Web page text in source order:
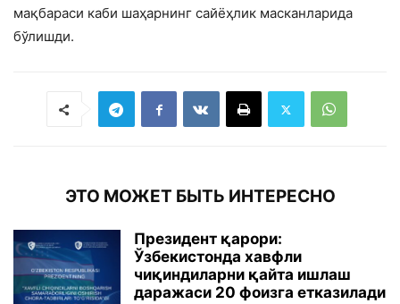
мақбараси каби шаҳарнинг сайёҳлик масканларида
бўлишди.
ЭТО МОЖЕТ БЫТЬ ИНТЕРЕСНО
Президент қарори:
Ўзбекистонда хавфли
чиқиндиларни қайта ишлаш
даражаси 20 фоизга етказилади